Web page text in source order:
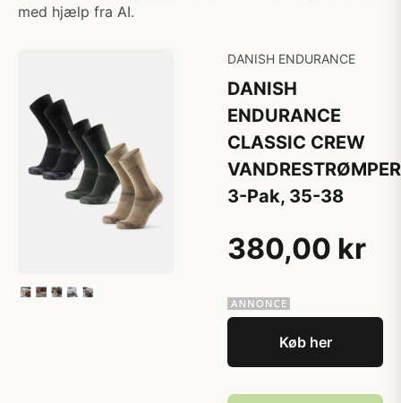
med hjælp fra AI.
DANISH ENDURANCE
DANISH
ENDURANCE
CLASSIC CREW
3-Pak, 35-38
380,00 kr
Køb her